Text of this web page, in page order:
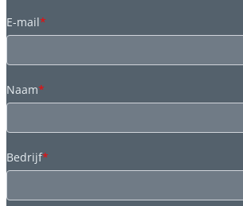
E-mail*
Naam*
Bedrijf*